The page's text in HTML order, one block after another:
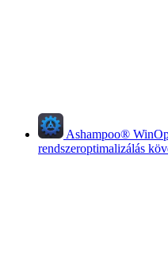
Ashampoo®
rendszeroptimalizálás